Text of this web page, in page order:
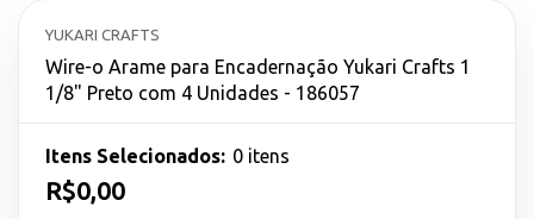
YUKARI CRAFTS
Wire-o Arame para Encadernação Yukari Crafts 1
1/8" Preto com 4 Unidades - 186057
Itens Selecionados: 0 itens
R$0,00